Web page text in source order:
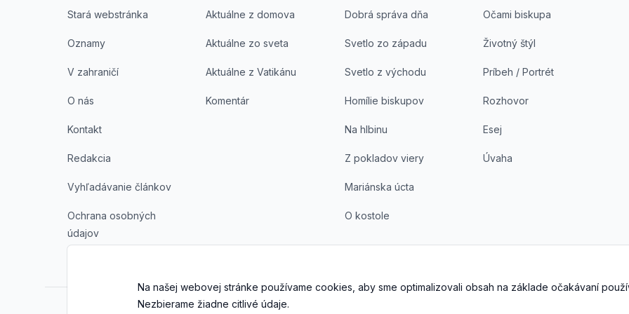
Stará webstránka
Oznamy
V zahraničí
O nás
Kontakt
Redakcia
Vyhľadávanie článkov
Ochrana osobných
údajov
Aktuálne z domova
Aktuálne zo sveta
Aktuálne z Vatikánu
Komentár
Dobrá správa dňa
Svetlo zo západu
Svetlo z východu
Homílie biskupov
Na hlbinu
Z pokladov viery
Mariánska úcta
O kostole
Očami biskupa
Životný štýl
Príbeh / Portrét
Rozhovor
Esej
Úvaha
Na našej webovej stránke používame cookies, aby sme optimalizovali obsah na základe očakávaní
Nezbierame žiadne citlivé údaje.